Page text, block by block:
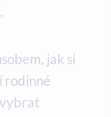
jak si
rodinné